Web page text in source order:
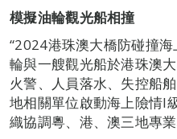
模擬油輪觀光船相撞
“2024港珠澳大橋防碰撞
輪與一艘觀光船於港珠澳
火警、人員落水、失控船
地相關單位啟動海上險情I
織協調粵、港、澳三地專